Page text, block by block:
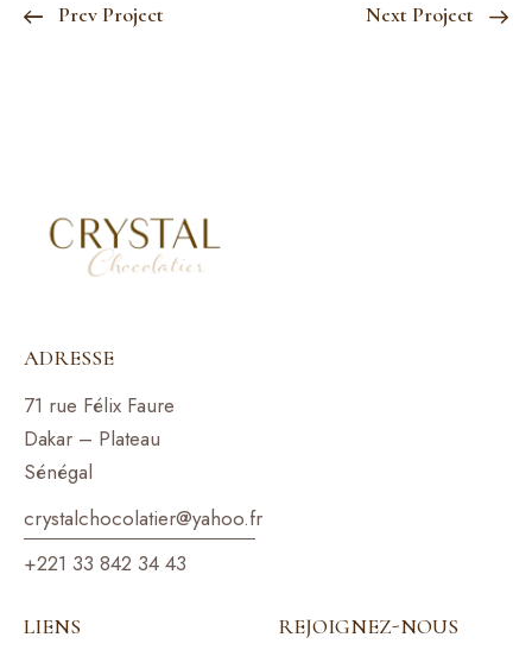
Prev Project Next Project
ADRESSE
71 rue Félix Faure
Dakar – Plateau
Sénégal
crystalchocolatier@yahoo.fr
+221 33 842 34 43
LIENS REJOIGNEZ-NOUS